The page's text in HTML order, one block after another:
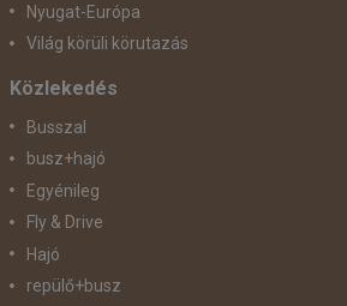
Nyugat-Európa
Világ körüli körutazás
Közlekedés
Busszal
busz+hajó
Egyénileg
Fly & Drive
Hajó
repülő+busz